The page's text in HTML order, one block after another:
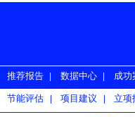
推荐报告 数据中心 成功
节能评估 项目建议 立项